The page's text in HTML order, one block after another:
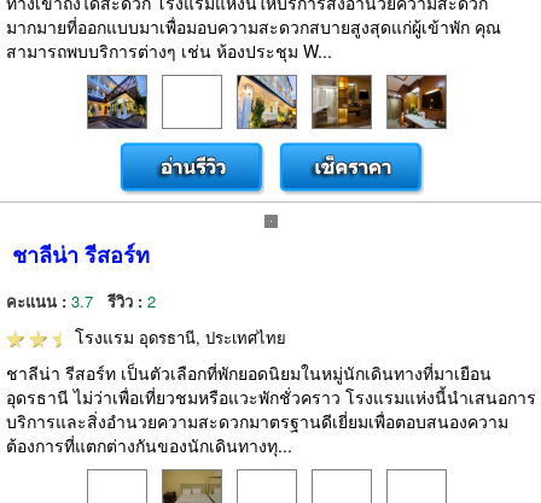
มากมายที่ออกแบบมาเพื่อมอบความสะดวกสบายสูงสุดแก่ผู้เข้าพัก คุณ
สามารถพบบริการต่างๆ เช่น ห้องประชุม W...
ชาลีน่า รีสอร์ท
คะแนน : 3.7 รีวิว : 2
โรงแรม อุดรธานี, ประเทศไทย
ชาลีน่า รีสอร์ท เป็นตัวเลือกที่พักยอดนิยมในหมู่นักเดินทางที่มาเยือน
อุดรธานี ไม่ว่าเพื่อเที่ยวชมหรือแวะพักชั่วคราว โรงแรมแห่งนี้นำเสนอการ
บริการและสิ่งอำนวยความสะดวกมาตรฐานดีเยี่ยมเพื่อตอบสนองความ
ต้องการที่แตกต่างกันของนักเดินทางทุ...